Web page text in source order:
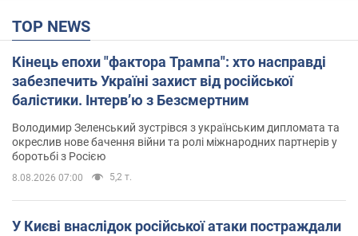
TOP NEWS
Кінець епохи "фактора Трампа": хто насправді
забезпечить Україні захист від російської
балістики. Інтерв’ю з Безсмертним
Володимир Зеленський зустрівся з українським дипломата та
окреслив нове бачення війни та ролі міжнародних партнерів у
боротьбі з Росією
8.08.2026 07:00 5,2 т.
У Києві внаслідок російської атаки постраждали